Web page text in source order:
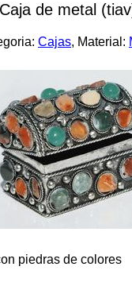
Caja de metal
Cajas, Material:
piedras de colores